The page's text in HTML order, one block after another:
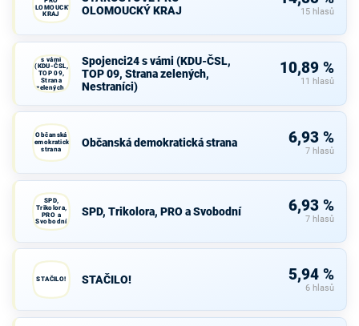
OLOMOUCKÝ
KRAJ
OLOMOUCKÝ KRAJ
15 hlasů
s vámi
(KDU-ČSL,
TOP 09,
Strana
zelených,
Nestraníci)
Spojenci24 s vámi (KDU-ČSL,
TOP 09, Strana zelených,
Nestraníci)
10,89 %
11 hlasů
Občanská
demokratická
strana
Občanská demokratická strana 6,93 %
7 hlasů
SPD,
Trikolora,
PRO a
Svobodní
SPD, Trikolora, PRO a Svobodní 6,93 %
7 hlasů
STAČILO! STAČILO! 5,94 %
6 hlasů